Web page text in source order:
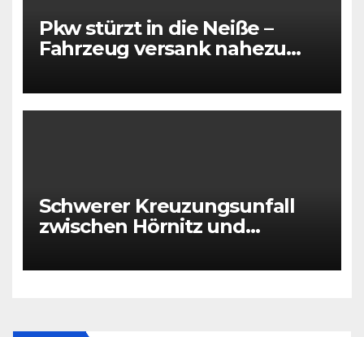
Pkw stürzt in die Neiße –
Fahrzeug versank nahezu
Schwerer Kreuzungsunfall
zwischen Hörnitz und